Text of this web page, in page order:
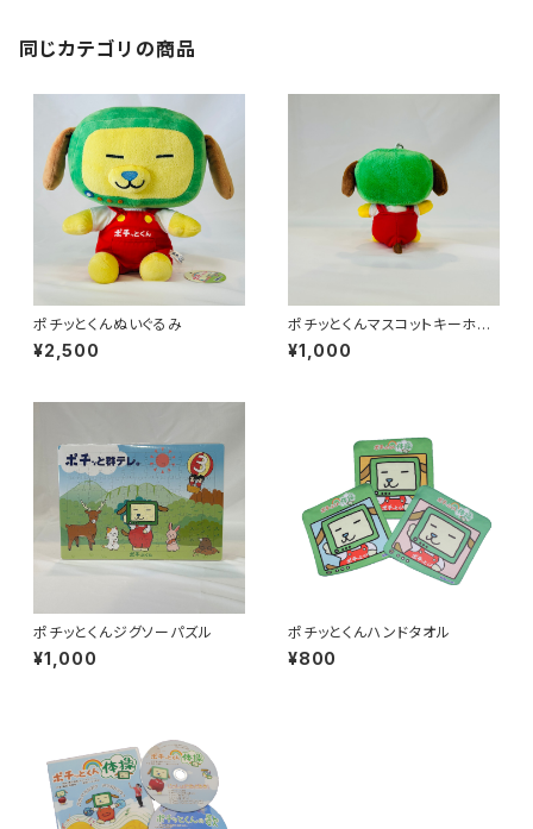
同じカテゴリの商品
ポチッとくんぬいぐるみ
¥2,500
ポチッとくんマスコットキーホル
ダー
¥1,000
ポチッとくんジグソーパズル
¥1,000
ポチッとくんハンドタオル
¥800